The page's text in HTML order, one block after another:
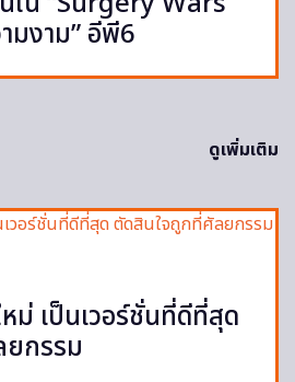
มงาม” อีพี6
ดูเพิ่มเติม
หม่ เป็นเวอร์ชั่นที่ดีที่สุด
กรรม